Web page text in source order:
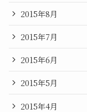
2015年8月
2015年7月
2015年6月
2015年5月
2015年4月